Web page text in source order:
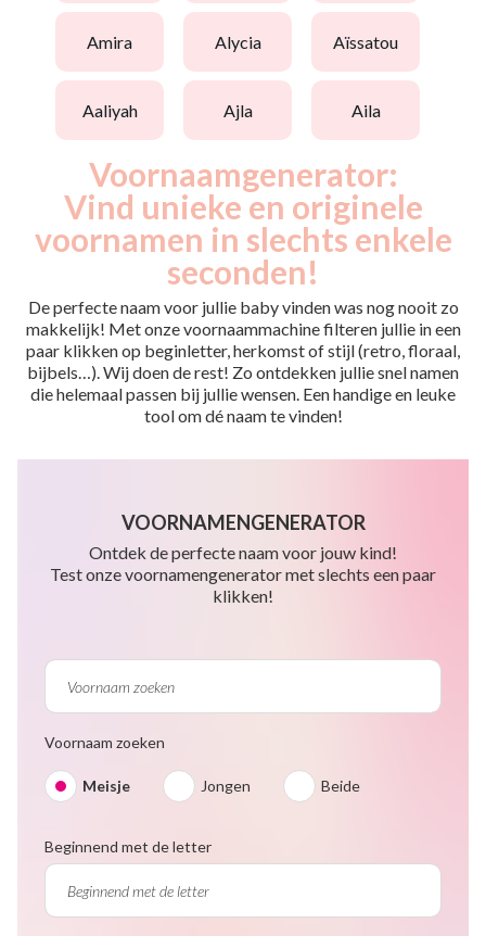
amira alycia aïssatou
aaliyah ajla aila
Voornaamgenerator:
Vind unieke en originele
voornamen in slechts enkele
seconden!
De perfecte naam voor jullie baby vinden was nog nooit zo
makkelijk! Met onze voornaammachine filteren jullie in een
paar klikken op beginletter, herkomst of stijl (retro, floraal,
bijbels…). Wij doen de rest! Zo ontdekken jullie snel namen
die helemaal passen bij jullie wensen. Een handige en leuke
tool om dé naam te vinden!
VOORNAMENGENERATOR
Ontdek de perfecte naam voor jouw kind!
Test onze voornamengenerator met slechts een paar
klikken!
Voornaam zoeken
Meisje Jongen Beide
Beginnend met de letter